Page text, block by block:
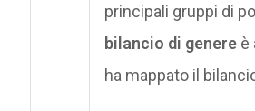
principali gruppi di
bilancio di genereè
ha mappato il